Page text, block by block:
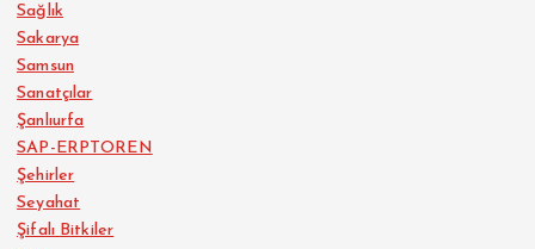
Sağlık
Sakarya
Samsun
Sanatçılar
Şanlıurfa
SAP-ERPTOREN
Şehirler
Seyahat
Şifalı Bitkiler